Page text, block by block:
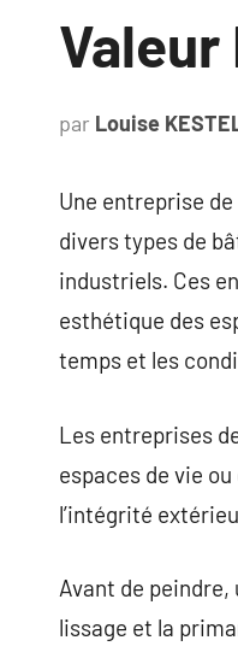
par Louise
Une entreprise
divers types de
industriels. Ces
esthétique des
temps et les
Les entreprises
espaces de vie
l’intégrité
Avant de
lissage et la